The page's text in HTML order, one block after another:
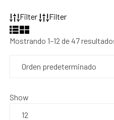
Filter Filter
Mostrando 1–12 de 47
Show